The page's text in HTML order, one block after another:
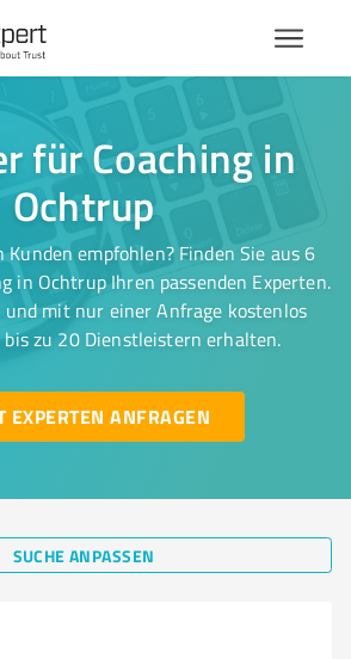
für Coaching in
Ochtrup
empfohlen? Finden Sie aus 6
in Ochtrup Ihren passenden Experten.
und mit nur einer Anfrage kostenlos
bis zu 20 Dienstleistern erhalten.
EXPERTEN ANFRAGEN
SUCHE ANPASSEN